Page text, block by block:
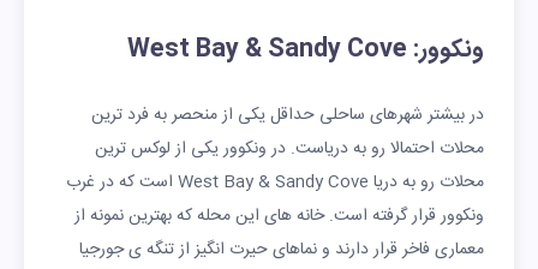
ونکوور: West Bay & Sandy Cove
در بیشتر شهرهای ساحلی حداقل یکی از منحصر به فرد ترین
محلات احتمالا رو به دریاست. در ونکوور یکی از لوکس ترین
محلات رو به دریا West Bay & Sandy Cove است که در غرب
ونکوور قرار گرفته است. خانه های این محله که بهترین نمونه از
معماری فاخر قرار دارند و نماهای حیرت انگیز از تنگه ی جورجیا